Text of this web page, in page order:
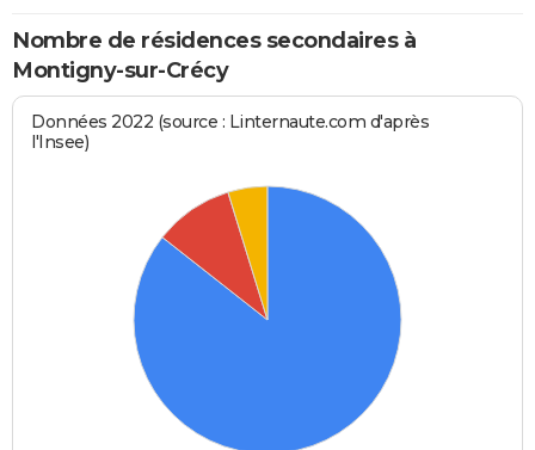
Nombre de résidences secondaires à
Montigny-sur-Crécy
Données 2022 (source : Linternaute.com d'après
l'Insee)